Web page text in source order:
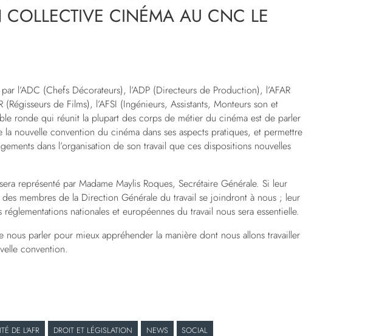
CINÉMA AU CNC LE
l’ADC (Chefs Décorateurs), l’ADP (Directeurs de Production), l’AFAR
(Régisseurs de Films), l’AFSI (Ingénieurs, Assistants, Monteurs son et
ronde qui réunit la plupart des corps de métier du cinéma est de parler
la nouvelle convention du cinéma dans ses aspects pratiques, et permettre
dans l’organisation de son travail que ces dispositions nouvelles
représenté par Madame Maylis Roques, Secrétaire Générale. Si leur
membres de la Direction Générale du travail se joindront à nous ; leur
nationales et européennes du travail nous sera essentielle.
parler pour mieux appréhender la manière dont nous allons travailler
convention.
DE L'AFR DROIT ET LÉGISLATION NEWS SOCIAL